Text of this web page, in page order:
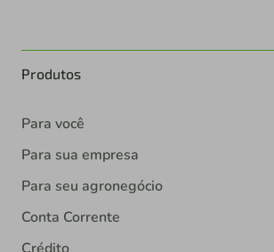
Produtos
Para você
Para sua empresa
Para seu agronegócio
Conta Corrente